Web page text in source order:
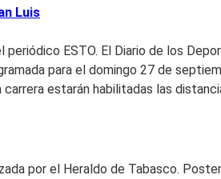
Luis
ESTO. El Diario de los
para el domingo 27 de
estarán habilitadas las
por el Heraldo de Tabasco.